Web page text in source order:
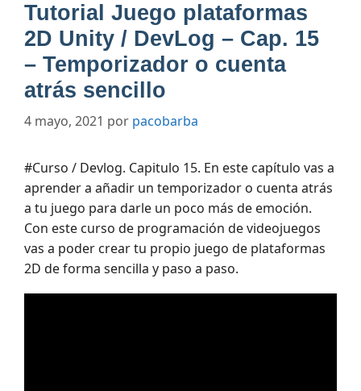
Tutorial Juego plataformas
2D Unity / DevLog – Cap. 15
– Temporizador o cuenta
atrás sencillo
4 mayo, 2021 por pacobarba
#Curso / Devlog. Capitulo 15. En este capítulo vas a
aprender a añadir un temporizador o cuenta atrás
a tu juego para darle un poco más de emoción.
Con este curso de programación de videojuegos
vas a poder crear tu propio juego de plataformas
2D de forma sencilla y paso a paso.